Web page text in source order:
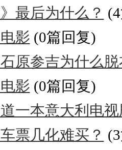
最后为什么？
影 (0篇回复)
石原参吉为什么
影 (0篇回复)
一本意大利电
票几化难买？